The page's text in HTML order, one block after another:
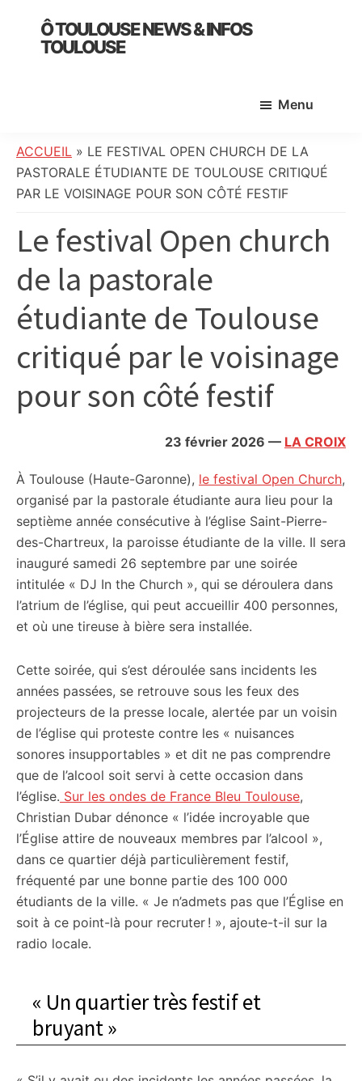
primary
Ô TOULOUSE NEWS & INFOS
TOULOUSE
:
info
locale,
culture,
politique,
météo,
divers
initiatives
Menu
ACCUEIL » LE FESTIVAL OPEN CHURCH DE LA
PASTORALE ÉTUDIANTE DE TOULOUSE CRITIQUÉ
PAR LE VOISINAGE POUR SON CÔTÉ FESTIF
Le festival Open church
de la pastorale
étudiante de Toulouse
critiqué par le voisinage
pour son côté festif
23 février 2026 — LA CROIX
À Toulouse (Haute-Garonne), le festival Open Church,
organisé par la pastorale étudiante aura lieu pour la
septième année consécutive à l’église Saint-Pierre-
des-Chartreux, la paroisse étudiante de la ville. Il sera
inauguré samedi 26 septembre par une soirée
intitulée « DJ In the Church », qui se déroulera dans
l’atrium de l’église, qui peut accueillir 400 personnes,
et où une tireuse à bière sera installée.
Cette soirée, qui s’est déroulée sans incidents les
années passées, se retrouve sous les feux des
projecteurs de la presse locale, alertée par un voisin
de l’église qui proteste contre les « nuisances
sonores insupportables » et dit ne pas comprendre
que de l’alcool soit servi à cette occasion dans
l’église. Sur les ondes de France Bleu Toulouse,
Christian Dubar dénonce « l’idée incroyable que
l’Église attire de nouveaux membres par l’alcool »,
dans ce quartier déjà particulièrement festif,
fréquenté par une bonne partie des 100 000
étudiants de la ville. « Je n’admets pas que l’Église en
soit à ce point-là pour recruter ! », ajoute-t-il sur la
radio locale.
« Un quartier très festif et
bruyant »